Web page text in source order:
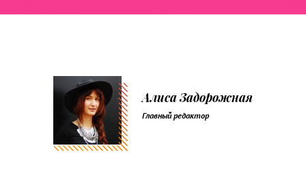
Алиса Задорожная
Главный редактор